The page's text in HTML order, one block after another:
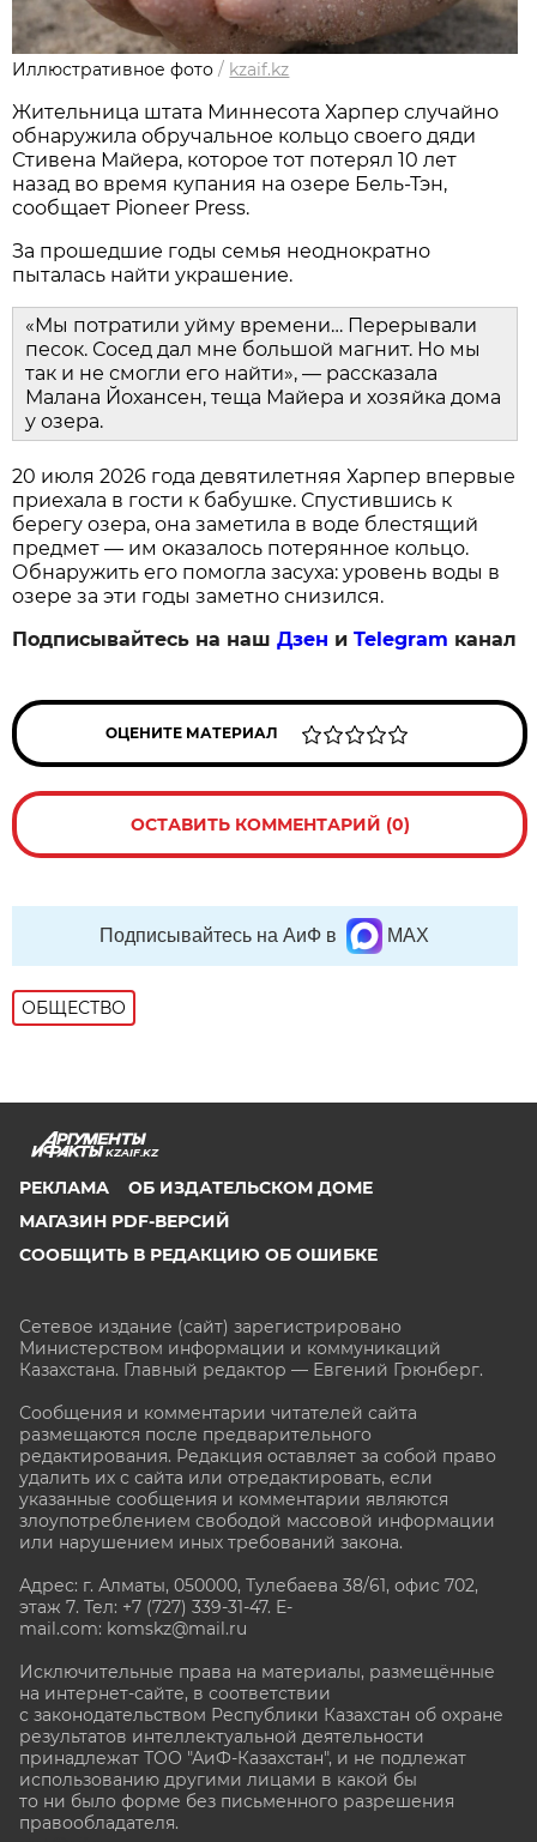
Иллюстративное фото / kzaif.kz
Жительница штата Миннесота Харпер случайно
обнаружила обручальное кольцо своего дяди
Стивена Майера, которое тот потерял 10 лет
назад во время купания на озере Бель-Тэн,
сообщает Pioneer Press.
За прошедшие годы семья неоднократно
пыталась найти украшение.
«Мы потратили уйму времени… Перерывали
песок. Сосед дал мне большой магнит. Но мы
так и не смогли его найти», — рассказала
Малана Йохансен, теща Майера и хозяйка дома
у озера.
20 июля 2026 года девятилетняя Харпер впервые
приехала в гости к бабушке. Спустившись к
берегу озера, она заметила в воде блестящий
предмет — им оказалось потерянное кольцо.
Обнаружить его помогла засуха: уровень воды в
озере за эти годы заметно снизился.
Подписывайтесь на нашДзен иTelegram канал
ОЦЕНИТЕ МАТЕРИАЛ
ОСТАВИТЬ КОММЕНТАРИЙ (0)
Подписывайтесь на АиФ в MAX
ОБЩЕСТВО
KZAIF.KZ
РЕКЛАМА
ОБ ИЗДАТЕЛЬСКОМ ДОМЕ
МАГАЗИН PDF-ВЕРСИЙ
СООБЩИТЬ В РЕДАКЦИЮ ОБ ОШИБКЕ
Сетевое издание (сайт) зарегистрировано
Министерством информации и коммуникаций
Казахстана. Главный редактор — Евгений Грюнберг.
Сообщения и комментарии читателей сайта
размещаются после предварительного
редактирования. Редакция оставляет за собой право
удалить их с сайта или отредактировать, если
указанные сообщения и комментарии являются
злоупотреблением свободой массовой информации
или нарушением иных требований закона.
Адрес: г. Алматы, 050000, Тулебаева 38/61, офис 702,
этаж 7. Тел: +7 (727) 339-31-47. E-
mail.com: komskz@mail.ru
Исключительные права на материалы, размещённые
на интернет-сайте, в соответствии
с законодательством Республики Казахстан об охране
результатов интеллектуальной деятельности
принадлежат ТОО "АиФ-Казахстан", и не подлежат
использованию другими лицами в какой бы
то ни было форме без письменного разрешения
правообладателя.